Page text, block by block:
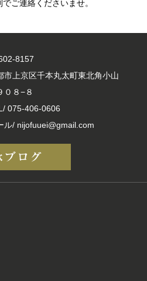
ご連絡くださいませ。
8157
市上京区千本丸太町東北角小山
０８−８
075-406-0606
ル/ nijofuuei@gmail.com